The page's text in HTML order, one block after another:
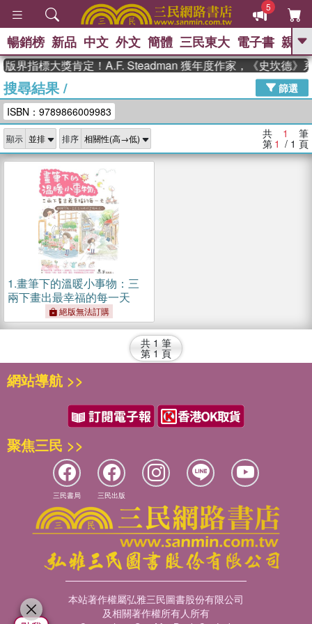
5
GO
The Odyssey 、
父親節 、 如果歷史是一群喵 、 暑期
念華 、 台灣的李登輝時代 、 數學女
孩：黎曼猜想
偉大的迷走神經
暢銷榜 新品 中文 外文 簡體 三民東大 電子書 親子
界指標大獎肯定！A.F. Steadman 獲年度作家，《史坎德》
搜尋結果/
篩選
ISBN：9789866009983
顯示 排序 共 1 筆
第 1 / 1 頁
1.畫筆下的溫暖小事物：三
兩下畫出最幸福的每一天
絕版無法訂購
共 1 筆
第 1 頁
網站導航 >>
聚焦三民 >>
三民書局 三民出版
本站著作權屬弘雅三民圖書股份有限公司
及相關著作權所有人所有